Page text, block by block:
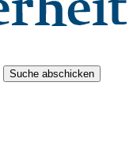
Suche abschicken